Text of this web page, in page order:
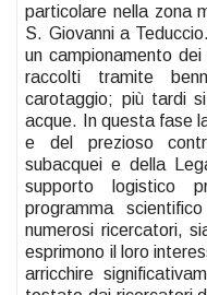
particolare nella zona
S. Giovanni a
un campionamento
raccolti tramite
carotaggio; più tardi
acque. In questa fase
e del prezioso
subacquei e della
supporto logistico
programma
numerosi ricercatori,
esprimono il loro
arricchire